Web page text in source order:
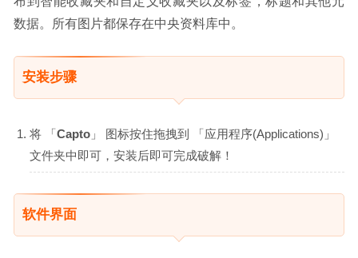
数据。所有图片都保存在中央资料库中。
安装步骤
将 「Capto 」 图标按住拖拽到 「应用程序(Applications)」
文件夹中即可，安装后即可完成破解！
软件界面